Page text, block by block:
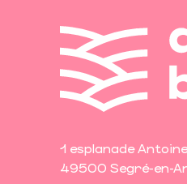
1 esplanade
49500 Segré-en-